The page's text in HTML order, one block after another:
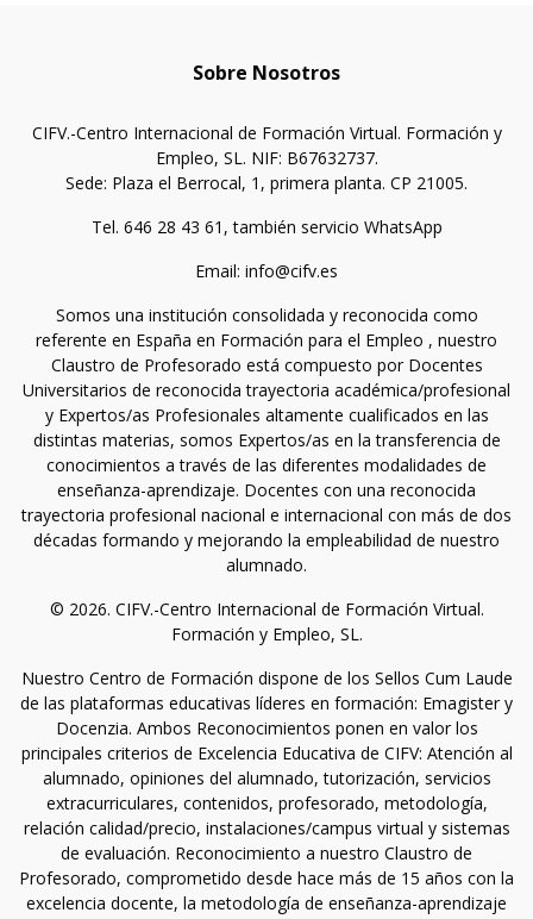
Sobre Nosotros
CIFV.-Centro Internacional de Formación Virtual. Formación y
Empleo, SL. NIF: B67632737.
Sede: Plaza el Berrocal, 1, primera planta. CP 21005.
Tel. 646 28 43 61, también servicio WhatsApp
Email: info@cifv.es
Somos una institución consolidada y reconocida como
referente en España en Formación para el Empleo , nuestro
Claustro de Profesorado está compuesto por Docentes
Universitarios de reconocida trayectoria académica/profesional
y Expertos/as Profesionales altamente cualificados en las
distintas materias, somos Expertos/as en la transferencia de
conocimientos a través de las diferentes modalidades de
enseñanza-aprendizaje. Docentes con una reconocida
trayectoria profesional nacional e internacional con más de dos
décadas formando y mejorando la empleabilidad de nuestro
alumnado.
© 2026. CIFV.-Centro Internacional de Formación Virtual.
Formación y Empleo, SL.
Nuestro Centro de Formación dispone de los Sellos Cum Laude
de las plataformas educativas líderes en formación: Emagister y
Docenzia. Ambos Reconocimientos ponen en valor los
principales criterios de Excelencia Educativa de CIFV: Atención al
alumnado, opiniones del alumnado, tutorización, servicios
extracurriculares, contenidos, profesorado, metodología,
relación calidad/precio, instalaciones/campus virtual y sistemas
de evaluación. Reconocimiento a nuestro Claustro de
Profesorado, comprometido desde hace más de 15 años con la
excelencia docente, la metodología de enseñanza-aprendizaje